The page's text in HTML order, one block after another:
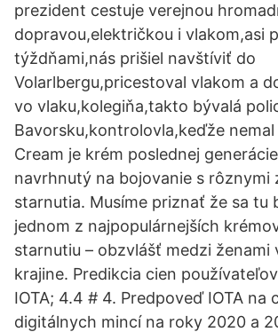
prezident cestuje verejnou
dopravou,električkou i vlakom,asi
týždňami,nás prišiel navštíviť do
Volarlbergu,pricestoval vlakom a
vo vlaku,kolegiňa,takto bývalá
Bavorsku,kontrolovla,keďže
Cream je krém poslednej
navrhnutý na bojovanie s rôznymi
starnutia. Musíme priznať že sa tu
jednom z najpopulárnejších
starnutiu – obzvlášť medzi ženami
krajine. Predikcia cien
IOTA; 4.4 # 4. Predpoveď IOTA na
digitálnych mincí na roky 2020 a